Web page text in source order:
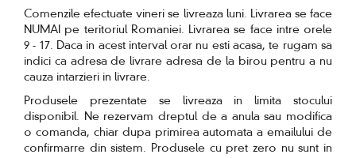
Comenzile efectuate vineri se livreaza luni. Livrarea se face
NUMAI pe teritoriul Romaniei. Livrarea se face intre orele
9 - 17. Daca in acest interval orar nu esti acasa, te rugam sa
indici ca adresa de livrare adresa de la birou pentru a nu
cauza intarzieri in livrare.
Produsele prezentate se livreaza in limita stocului
disponibil. Ne rezervam dreptul de a anula sau modifica
o comanda, chiar dupa primirea automata a emailului de
confirmarre din sistem. Produsele cu pret zero nu sunt in